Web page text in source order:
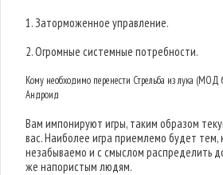
1. Заторможенное управление.
2. Огромные системные потребности.
Кому необходимо перенести Стрельба из лука
Андроид
Вам импонируют игры, таким образом
вас. Наиболее игра приемлемо будет тем,
незабываемо и с смыслом распределить
же напористым людям.